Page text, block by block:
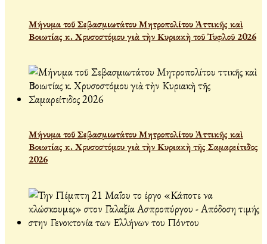
Μήνυμα τοῦ Σεβασμιωτάτου Μητροπολίτου Ἀττικῆς καὶ
Βοιωτίας κ. Χρυσοστόμου γιὰ τὴν Κυριακὴ τοῦ Τυφλοῦ 2026
Μήνυμα τοῦ Σεβασμιωτάτου Μητροπολίτου Ἀττικῆς καὶ
Βοιωτίας κ. Χρυσοστόμου γιὰ τὴν Κυριακὴ τῆς Σαμαρείτιδος
2026